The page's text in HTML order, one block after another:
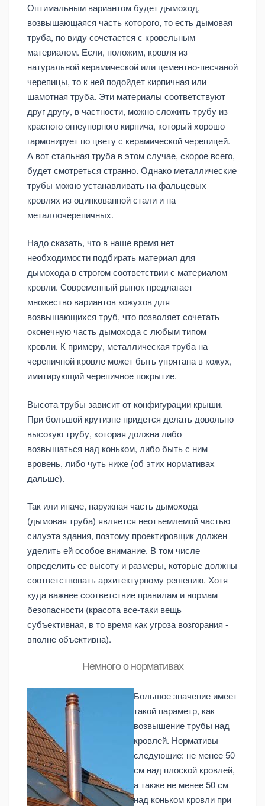
Оптимальным вариантом будет дымоход,
возвышающаяся часть которого, то есть дымовая
труба, по виду сочетается с кровельным
материалом. Если, положим, кровля из
натуральной керамической или цементно-песчаной
черепицы, то к ней подойдет кирпичная или
шамотная труба. Эти материалы соответствуют
друг другу, в частности, можно сложить трубу из
красного огнеупорного кирпича, который хорошо
гармонирует по цвету с керамической черепицей.
А вот стальная труба в этом случае, скорое всего,
будет смотреться странно. Однако металлические
трубы можно устанавливать на фальцевых
кровлях из оцинкованной стали и на
металлочерепичных.
Надо сказать, что в наше время нет
необходимости подбирать материал для
дымохода в строгом соответствии с материалом
кровли. Современный рынок предлагает
множество вариантов кожухов для
возвышающихся труб, что позволяет сочетать
оконечную часть дымохода с любым типом
кровли. К примеру, металлическая труба на
черепичной кровле может быть упрятана в кожух,
имитирующий черепичное покрытие.
Высота трубы зависит от конфигурации крыши.
При большой крутизне придется делать довольно
высокую трубу, которая должна либо
возвышаться над коньком, либо быть с ним
вровень, либо чуть ниже (об этих нормативах
дальше).
Так или иначе, наружная часть дымохода
(дымовая труба) является неотъемлемой частью
силуэта здания, поэтому проектировщик должен
уделить ей особое внимание. В том числе
определить ее высоту и размеры, которые должны
соответствовать архитектурному решению. Хотя
куда важнее соответствие правилам и нормам
безопасности (красота все-таки вещь
субъективная, в то время как угроза возгорания -
вполне объективна).
Немного о нормативах
Большое значение имеет
такой параметр, как
возвышение трубы над
кровлей. Нормативы
следующие: не менее 50
см над плоской кровлей,
а также не менее 50 см
над коньком кровли при